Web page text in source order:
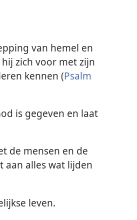
van hemel en
zich voor met zijn
kennen (Psalm
is gegeven en laat
de mensen en de
aan alles wat lijden
leven.